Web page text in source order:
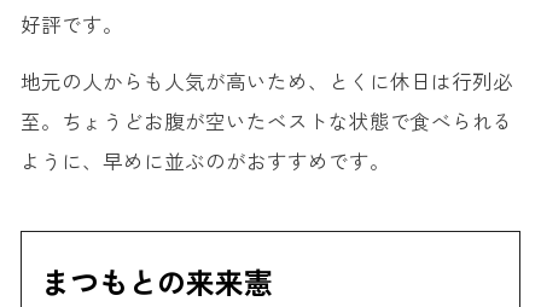
好評です。
地元の人からも人気が高いため、とくに休日は行列必
至。ちょうどお腹が空いたベストな状態で食べられる
ように、早めに並ぶのがおすすめです。
まつもとの来来憲